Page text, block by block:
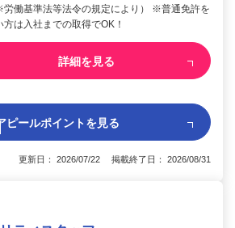
働基準法等法令の規定により） ※普通免許を
方は入社までの取得でOK！
詳細を見る
ピールポイントを見る
更新日： 2026/07/22 掲載終了日： 2026/08/31